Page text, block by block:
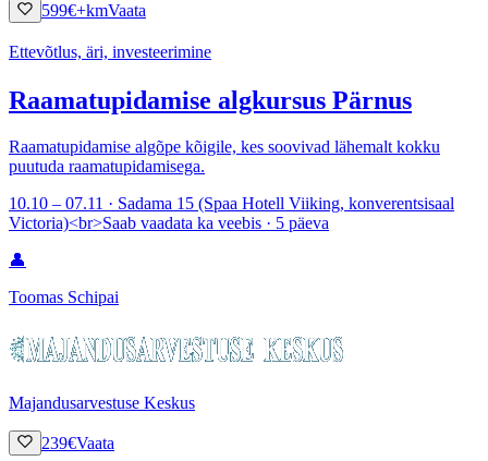
599€+kmVaata
Ettevõtlus, äri, investeerimine
Raamatupidamise algkursus Pärnus
Raamatupidamise algõpe kõigile, kes soovivad lähemalt kokku
puutuda raamatupidamisega.
10.10 – 07.11 · Sadama 15 (Spaa Hotell Viiking, konverentsisaal
Victoria)<br>Saab vaadata ka veebis · 5 päeva
👤
Toomas Schipai
Majandusarvestuse Keskus
239€Vaata